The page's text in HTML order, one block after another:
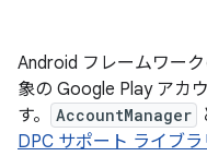
Android フレームワー
象の Google Play アカ
す。
AccountManager
DPC サポート ライブラ